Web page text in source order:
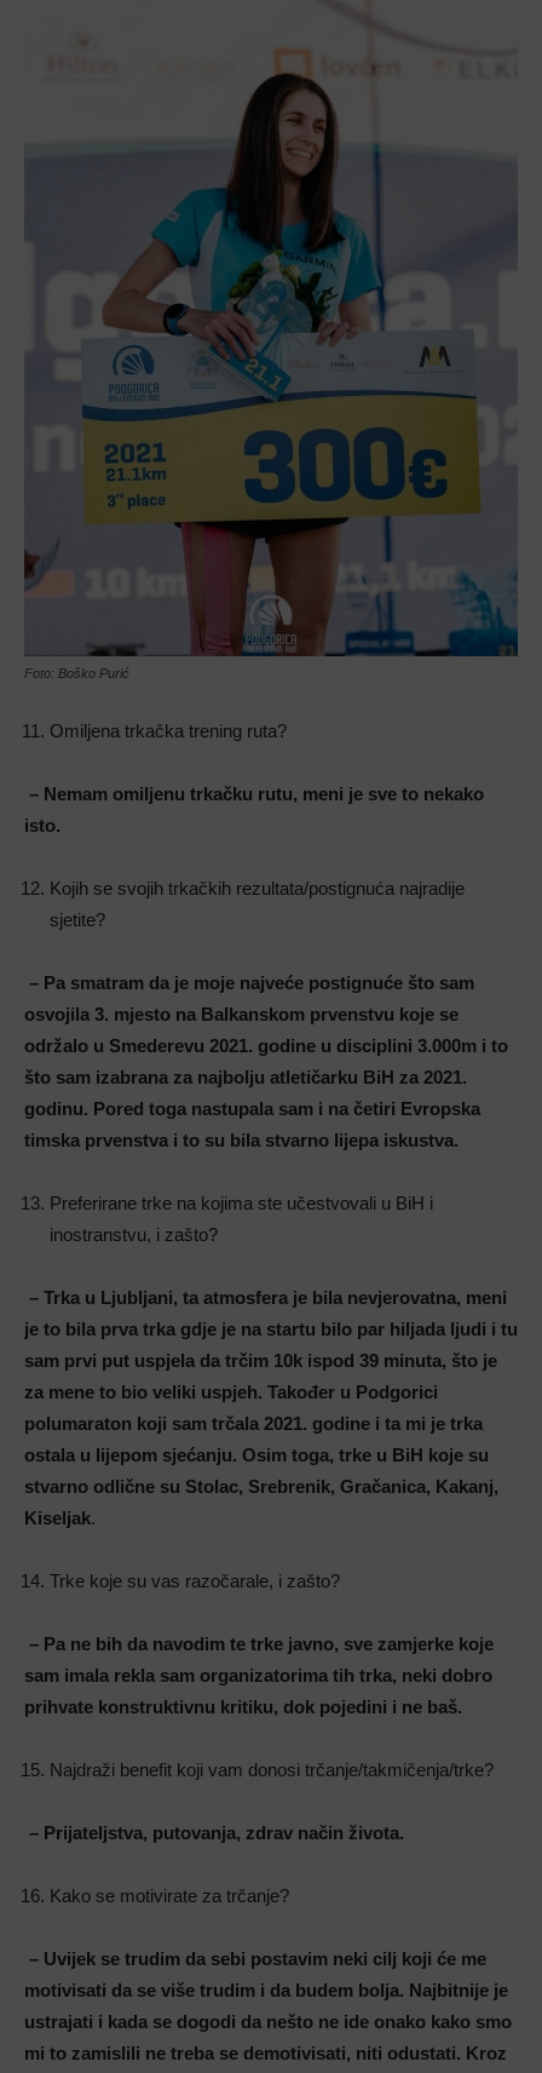
Foto: Boško Purić
Omiljena trkačka trening ruta?
– Nemam omiljenu trkačku rutu, meni je sve to nekako
isto.
Kojih se svojih trkačkih rezultata/postignuća najradije
sjetite?
– Pa smatram da je moje najveće postignuće što sam
osvojila 3. mjesto na Balkanskom prvenstvu koje se
održalo u Smederevu 2021. godine u disciplini 3.000m i to
što sam izabrana za najbolju atletičarku BiH za 2021.
godinu. Pored toga nastupala sam i na četiri Evropska
timska prvenstva i to su bila stvarno lijepa iskustva.
Preferirane trke na kojima ste učestvovali u BiH i
inostranstvu, i zašto?
– Trka u Ljubljani, ta atmosfera je bila nevjerovatna, meni
je to bila prva trka gdje je na startu bilo par hiljada ljudi i tu
sam prvi put uspjela da trčim 10k ispod 39 minuta, što je
za mene to bio veliki uspjeh. Također u Podgorici
polumaraton koji sam trčala 2021. godine i ta mi je trka
ostala u lijepom sjećanju. Osim toga, trke u BiH koje su
stvarno odlične su Stolac, Srebrenik, Gračanica, Kakanj,
Kiseljak.
Trke koje su vas razočarale, i zašto?
– Pa ne bih da navodim te trke javno, sve zamjerke koje
sam imala rekla sam organizatorima tih trka, neki dobro
prihvate konstruktivnu kritiku, dok pojedini i ne baš.
Najdraži benefit koji vam donosi trčanje/takmičenja/trke?
– Prijateljstva, putovanja, zdrav način života.
Kako se motivirate za trčanje?
– Uvijek se trudim da sebi postavim neki cilj koji će me
motivisati da se više trudim i da budem bolja. Najbitnije je
ustrajati i kada se dogodi da nešto ne ide onako kako smo
mi to zamislili ne treba se demotivisati, niti odustati. Kroz